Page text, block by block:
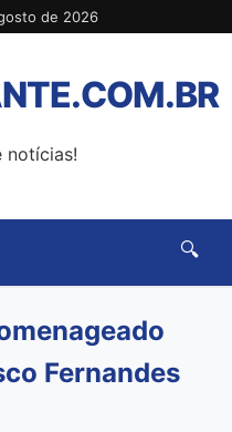
de 2026
notícias!
🔍
Fernandes